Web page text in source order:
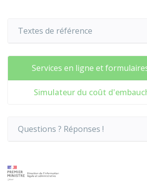
Textes de référence
Services en ligne et
Simulateur du coût
Questions ? Réponses !